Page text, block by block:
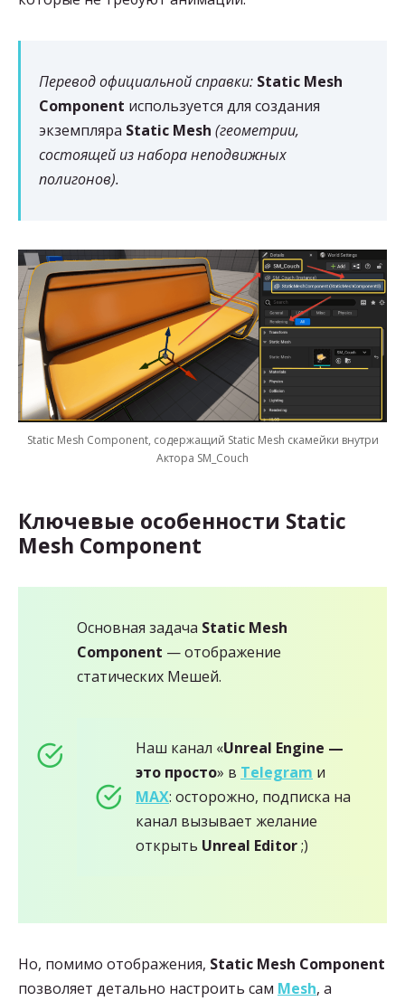
Перевод официальной справки: Static Mesh
Component используется для создания
экземпляра Static Mesh (геометрии,
состоящей из набора неподвижных
полигонов).
Static Mesh Component, содержащий Static Mesh скамейки внутри
Актора SM_Couch
Ключевые особенности Static
Mesh Component
Основная задача Static Mesh
Component — отображение
статических Мешей.
Наш канал «Unreal Engine —
это просто» в Telegram и
MAX: осторожно, подписка на
канал вызывает желание
открыть Unreal Editor;)
Но, помимо отображения, Static Mesh Component
позволяет детально настроить сам Mesh, а